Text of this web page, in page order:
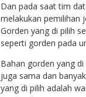
Dan pada saat tim
melakukan pemilihan
Gorden yang di pilih
seperti gorden pada
Bahan gorden yang
juga sama dan
yang di pilih adalah